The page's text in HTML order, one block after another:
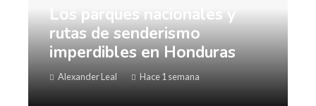
Los parques nacionales y
rutas de senderismo
imperdibles en Honduras
Alexander Leal Hace 1 semana